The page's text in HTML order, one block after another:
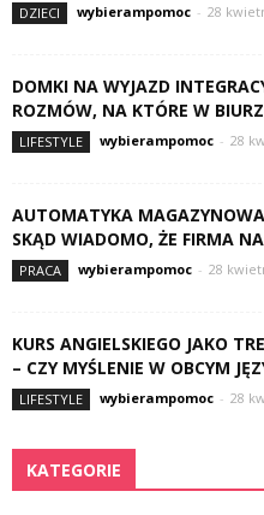
DZIECI wybierampomoc - 28
DOMKI NA WYJAZD
ROZMÓW, NA KTÓRE W
LIFESTYLE wybierampomoc - 28
AUTOMATYKA
SKĄD WIADOMO, ŻE FIRMA
PRACA wybierampomoc - 28
KURS ANGIELSKIEGO JAKO
– CZY MYŚLENIE W OBCYM
LIFESTYLE wybierampomoc - 28
KATEGORIE